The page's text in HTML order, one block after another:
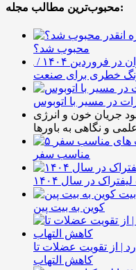
محبوب‌ترین مطالب مجله:
محبوب شد؟
افزایش ۴.۶ درصدی تولید فولاد ایران در فروردین ۱۴۰۴ /
زنگ خطری برای صنعت
در مسیر با اتوبوس
جریان خون و انرژی
و نگاهی به باورها
مناسب سفر
در سال ۱۴۰۴
کوین به بیت پین
| از تقویت عضلات تا
کاهش التهاب